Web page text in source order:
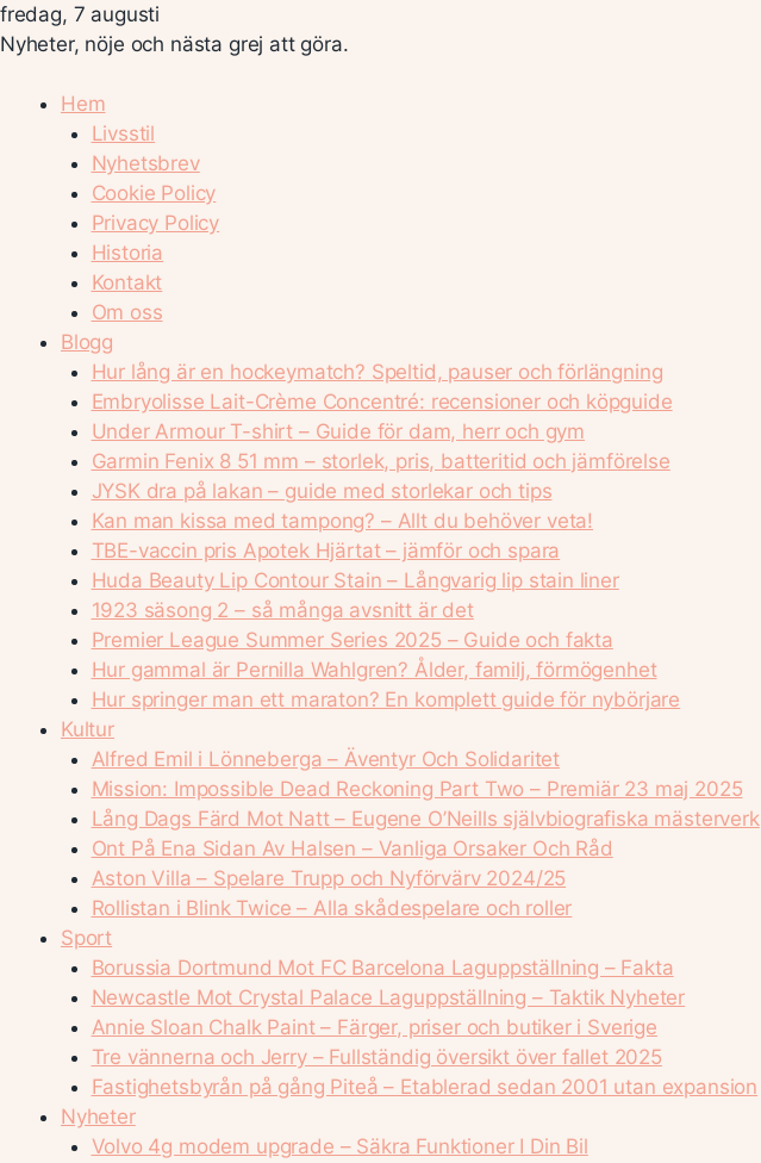
fredag, 7 augusti
Nyheter, nöje och nästa grej att göra.
Hem
Livsstil
Nyhetsbrev
Cookie Policy
Privacy Policy
Historia
Kontakt
Om oss
Blogg
Hur lång är en hockeymatch? Speltid, pauser och förlängning
Embryolisse Lait-Crème Concentré: recensioner och köpguide
Under Armour T-shirt – Guide för dam, herr och gym
Garmin Fenix 8 51 mm – storlek, pris, batteritid och jämförelse
JYSK dra på lakan – guide med storlekar och tips
Kan man kissa med tampong? – Allt du behöver veta!
TBE-vaccin pris Apotek Hjärtat – jämför och spara
Huda Beauty Lip Contour Stain – Långvarig lip stain liner
1923 säsong 2 – så många avsnitt är det
Premier League Summer Series 2025 – Guide och fakta
Hur gammal är Pernilla Wahlgren? Ålder, familj, förmögenhet
Hur springer man ett maraton? En komplett guide för nybörjare
Kultur
Alfred Emil i Lönneberga – Äventyr Och Solidaritet
Mission: Impossible Dead Reckoning Part Two – Premiär 23 maj 2025
Lång Dags Färd Mot Natt – Eugene O’Neills självbiografiska mästerverk
Ont På Ena Sidan Av Halsen – Vanliga Orsaker Och Råd
Aston Villa – Spelare Trupp och Nyförvärv 2024/25
Rollistan i Blink Twice – Alla skådespelare och roller
Sport
Borussia Dortmund Mot FC Barcelona Laguppställning – Fakta
Newcastle Mot Crystal Palace Laguppställning – Taktik Nyheter
Annie Sloan Chalk Paint – Färger, priser och butiker i Sverige
Tre vännerna och Jerry – Fullständig översikt över fallet 2025
Fastighetsbyrån på gång Piteå – Etablerad sedan 2001 utan expansion
Nyheter
Volvo 4g modem upgrade – Säkra Funktioner I Din Bil